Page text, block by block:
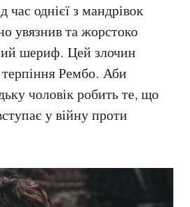
однієї з мандрівок
увязнив та жорстоко
шериф. Цей злочин
Рембо. Аби
чоловік робить те, що
у війну проти